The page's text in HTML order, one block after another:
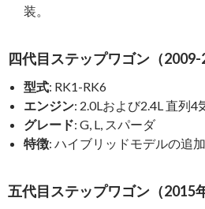
装。
四代目ステップワゴン（2009-
型式: RK1-RK6
エンジン: 2.0Lおよび2.4L 直列4
グレード: G, L, スパーダ
特徴: ハイブリッドモデルの追
五代目ステップワゴン（2015